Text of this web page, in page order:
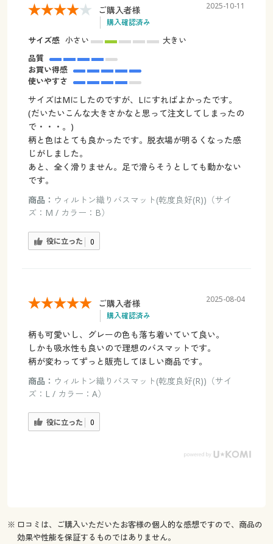
ご購入者様
購入確認済み
2025-10-11
サイズ感 小さい
大きい
品質
お買い得感
使いやすさ
サイズはMにしたのですが、Lにすればよかったです。
(だいたいこんな大きさかなと思って注文してしまったの
で・・・。)
柄と色はとても良かったです。脱衣場が明るくなった感
じがしました。
あと、全く滑りません。足で滑らそうとしても動かない
です。
商品： ウィルトン織りバスマット(乾度良好(R))（サイ
ズ：M / カラー：B）
役に立った 0
ご購入者様
購入確認済み
2025-08-04
柄も可愛いし、グレーの色も落ち着いていて良い。
しかも吸水性も良いので理想のバスマットです。
柄が変わってずっと販売してほしい商品です。
商品： ウィルトン織りバスマット(乾度良好(R))（サイ
ズ：L / カラー：A）
役に立った 0
※ 口コミは、ご購入いただいたお客様の個人的な感想ですので、商品の
効果や性能を保証するものではありません。